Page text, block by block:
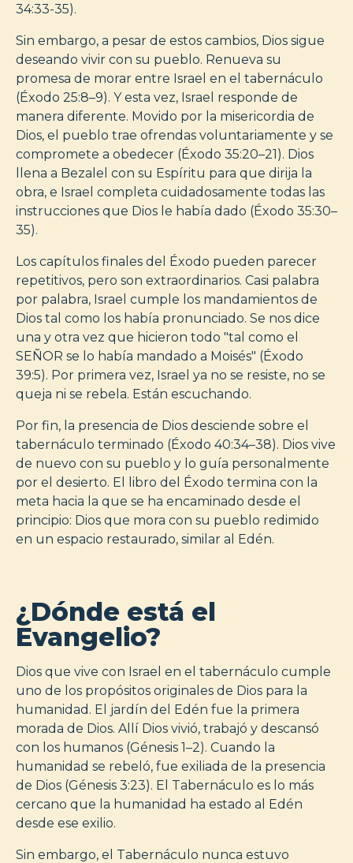
34:33-35).
Sin embargo, a pesar de estos cambios, Dios sigue
deseando vivir con su pueblo. Renueva su
promesa de morar entre Israel en el tabernáculo
(Éxodo 25:8–9). Y esta vez, Israel responde de
manera diferente. Movido por la misericordia de
Dios, el pueblo trae ofrendas voluntariamente y se
compromete a obedecer (Éxodo 35:20–21). Dios
llena a Bezalel con su Espíritu para que dirija la
obra, e Israel completa cuidadosamente todas las
instrucciones que Dios le había dado (Éxodo 35:30–
35).
Los capítulos finales del Éxodo pueden parecer
repetitivos, pero son extraordinarios. Casi palabra
por palabra, Israel cumple los mandamientos de
Dios tal como los había pronunciado. Se nos dice
una y otra vez que hicieron todo "tal como el
SEÑOR se lo había mandado a Moisés" (Éxodo
39:5). Por primera vez, Israel ya no se resiste, no se
queja ni se rebela. Están escuchando.
Por fin, la presencia de Dios desciende sobre el
tabernáculo terminado (Éxodo 40:34–38). Dios vive
de nuevo con su pueblo y lo guía personalmente
por el desierto. El libro del Éxodo termina con la
meta hacia la que se ha encaminado desde el
principio: Dios que mora con su pueblo redimido
en un espacio restaurado, similar al Edén.
¿Dónde está el
Evangelio?
Dios que vive con Israel en el tabernáculo cumple
uno de los propósitos originales de Dios para la
humanidad. El jardín del Edén fue la primera
morada de Dios. Allí Dios vivió, trabajó y descansó
con los humanos (Génesis 1–2). Cuando la
humanidad se rebeló, fue exiliada de la presencia
de Dios (Génesis 3:23). El Tabernáculo es lo más
cercano que la humanidad ha estado al Edén
desde ese exilio.
Sin embargo, el Tabernáculo nunca estuvo